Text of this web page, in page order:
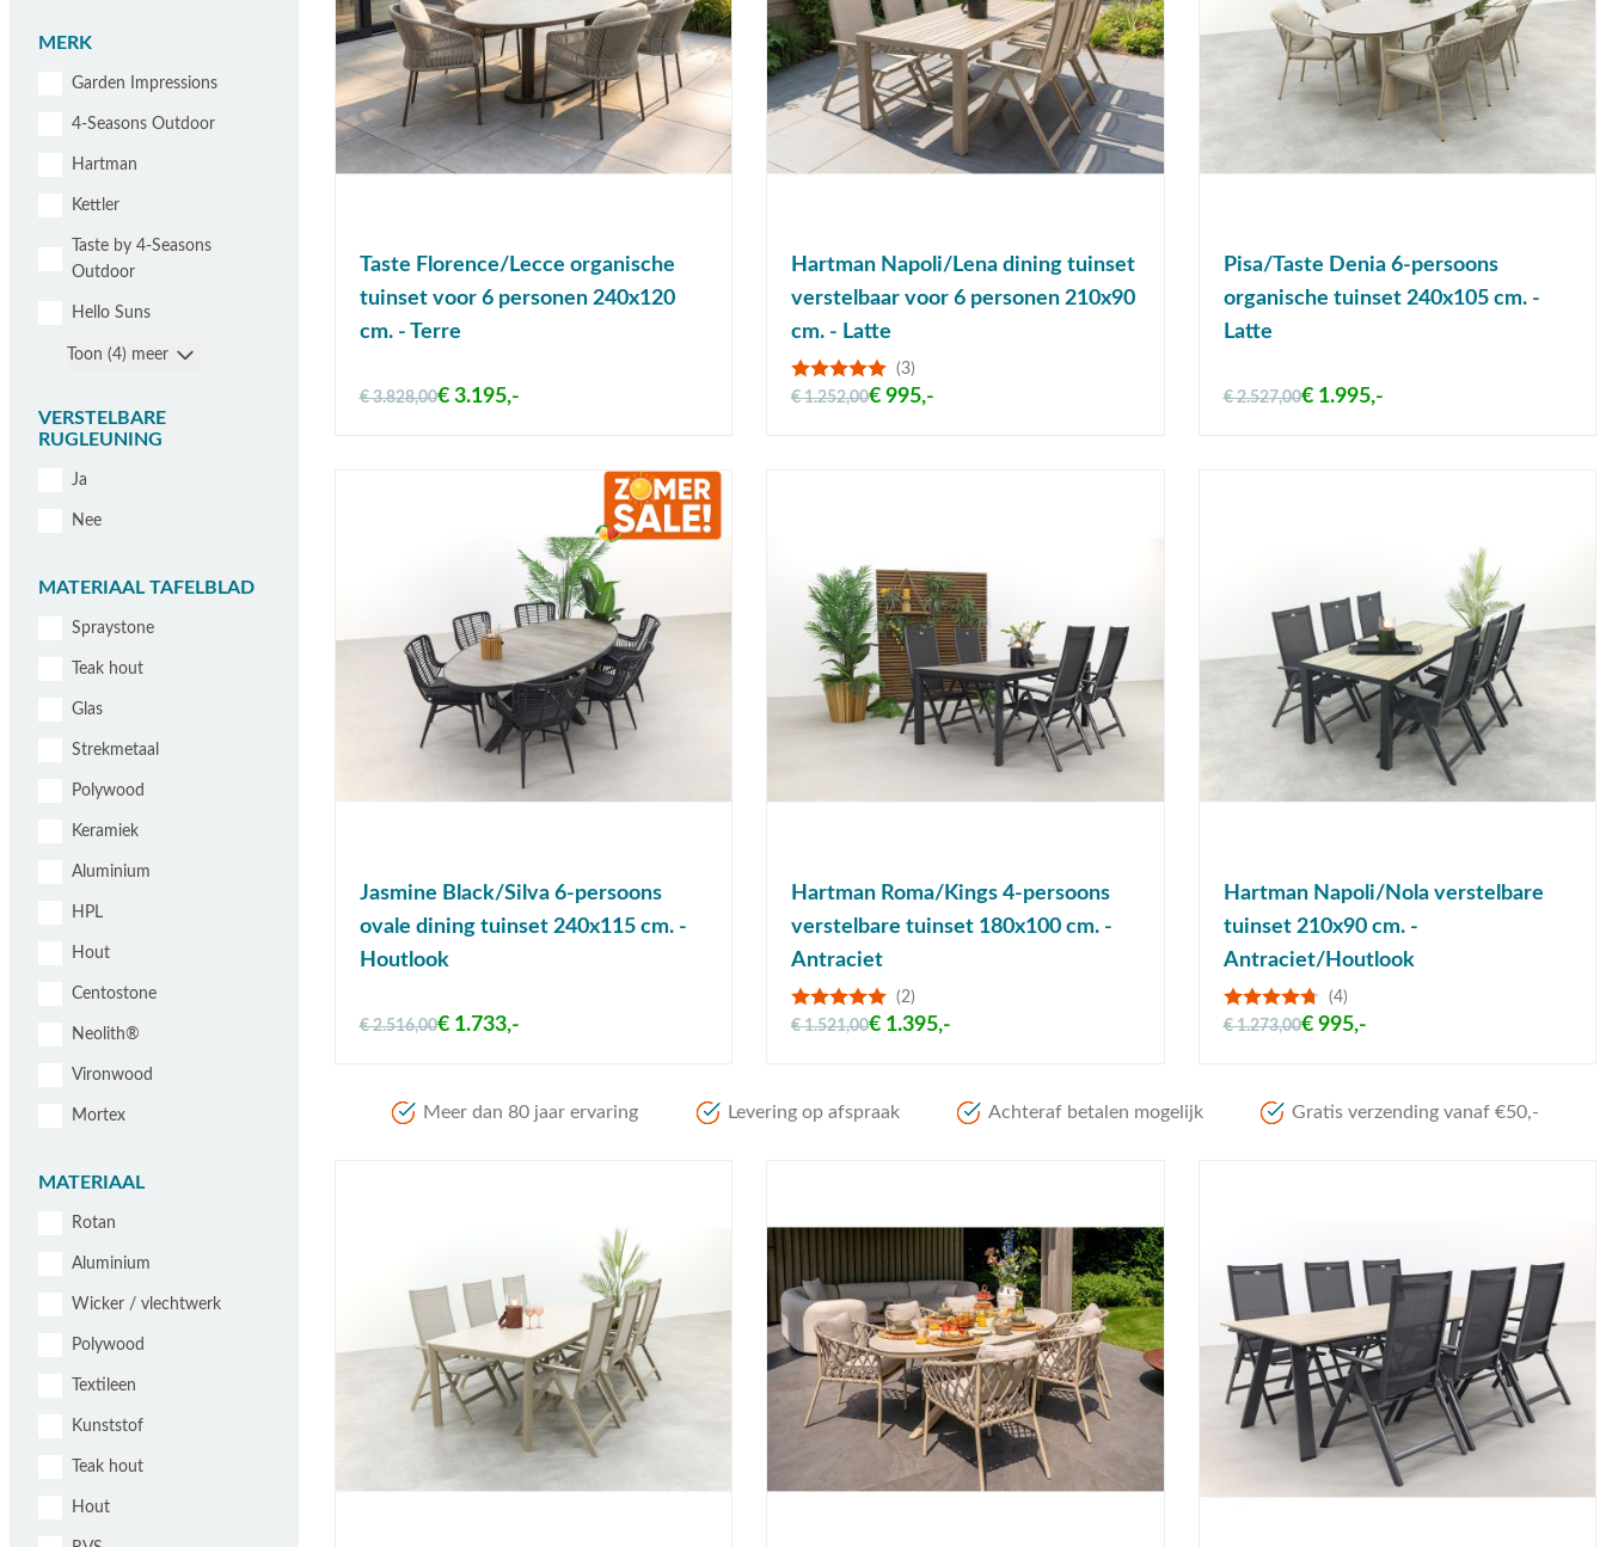
Taste Florence/Lecce organische
tuinset voor 6 personen 240x120
cm. - Terre
€ 3.828,00€ 3.195,-
Hartman Napoli/Lena dining tuinset
verstelbaar voor 6 personen 210x90
cm. - Latte
(3)
€ 1.252,00€ 995,-
Pisa/Taste Denia 6-persoons
organische tuinset 240x105 cm. -
Latte
€ 2.527,00€ 1.995,-
Jasmine Black/Silva 6-persoons
ovale dining tuinset 240x115 cm. -
Houtlook
€ 2.516,00€ 1.733,-
Hartman Roma/Kings 4-persoons
verstelbare tuinset 180x100 cm. -
Antraciet
(2)
€ 1.521,00€ 1.395,-
Hartman Napoli/Nola verstelbare
tuinset 210x90 cm. -
Antraciet/Houtlook
(4)
€ 1.273,00€ 995,-
Meer dan 80 jaar ervaring Levering op afspraak Achteraf betalen mogelijk Gratis verzending vanaf €50,-
MERK
Garden Impressions
4-Seasons Outdoor
Hartman
Kettler
Taste by 4-Seasons
Outdoor
Hello Suns
Toon (4) meer
VERSTELBARE
RUGLEUNING
Ja
Nee
MATERIAAL TAFELBLAD
Spraystone
Teak hout
Glas
Strekmetaal
Polywood
Keramiek
Aluminium
HPL
Hout
Centostone
Neolith®
Vironwood
Mortex
MATERIAAL
Rotan
Aluminium
Wicker / vlechtwerk
Polywood
Textileen
Kunststof
Teak hout
Hout